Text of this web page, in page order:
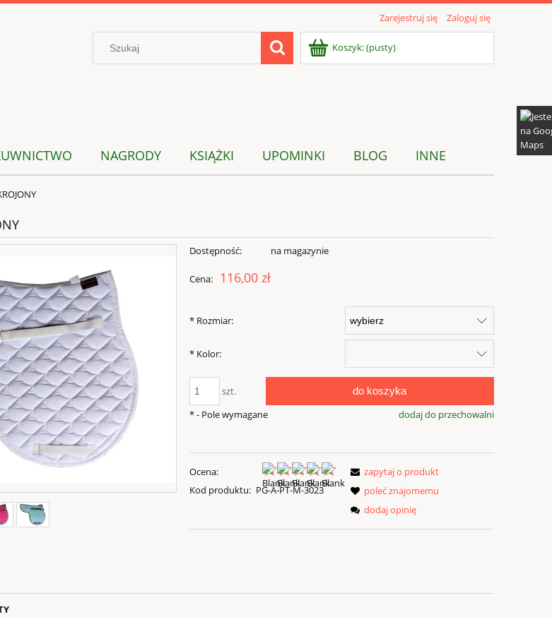
Zarejestruj się Zaloguj się
Koszyk:(pusty)
NAGRODY KSIĄŻKI UPOMINKI BLOG INNE
Dostępność: na magazynie
Cena: 116,00 zł
* Rozmiar:
* Kolor:
szt. do koszyka
dodaj do przechowalni
*- Pole wymagane
Ocena:
Kod produktu: PG-A-PT-M-3023
zapytaj o produkt
poleć znajomemu
dodaj opinię